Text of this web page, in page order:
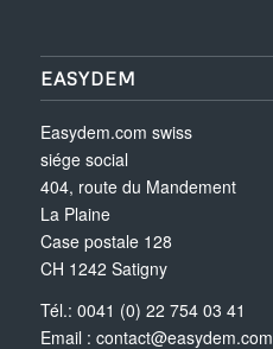
EASYDEM
Easydem.com swiss
siége social
404, route du Mandement
La Plaine
Case postale 128
CH 1242 Satigny
Tél.: 0041 (0) 22 754 03 41
Email : contact@easydem.com